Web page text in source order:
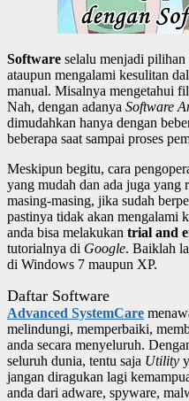
Software selalu menjadi
ataupun mengalami kesulitan
manual. Misalnya mengetahui
Nah, dengan adanya Software
dimudahkan hanya dengan
beberapa saat sampai proses
Meskipun begitu, cara
yang mudah dan ada juga
masing-masing, jika sudah
pastinya tidak akan mengalami
anda bisa melakukan trial and
tutorialnya di Google. Baiklah
di Windows 7 maupun XP.
Daftar Software
Advanced SystemCare
melindungi, memperbaiki,
anda secara menyeluruh.
seluruh dunia, tentu saja Utility
jangan diragukan lagi
anda dari adware, spyware,